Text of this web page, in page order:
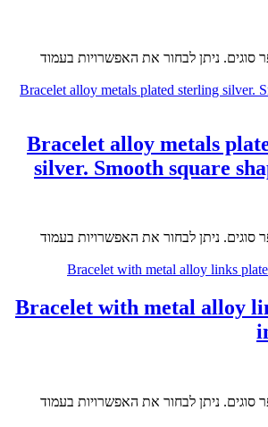
סוגים. ניתן לבחור את האפשרויות בעמוד
Bracelet alloy metals
silver. Smooth square
סוגים. ניתן לבחור את האפשרויות בעמוד
Bracelet with metal alloy
סוגים. ניתן לבחור את האפשרויות בעמוד